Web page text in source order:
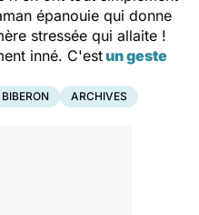
épanouie qui donne
stressée qui allaite !
inné. C'estun geste
ARCHIVES